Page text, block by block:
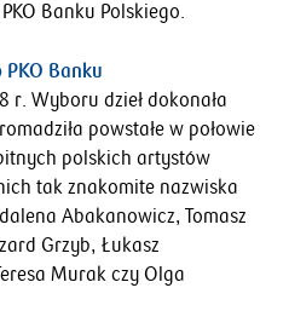
Banku Polskiego.
PKO Banku
r. Wyboru dzieł dokonała
powstałe w połowie
polskich artystów
tak znakomite nazwiska
Abakanowicz, Tomasz
Grzyb, Łukasz
Murak czy Olga